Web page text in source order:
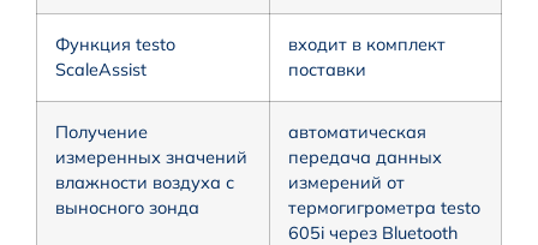
Функция testo
ScaleAssist
входит в комплект
поставки
Получение
измеренных значений
влажности воздуха с
выносного зонда
автоматическая
передача данных
измерений от
термогигрометра testo
605i через Bluetooth